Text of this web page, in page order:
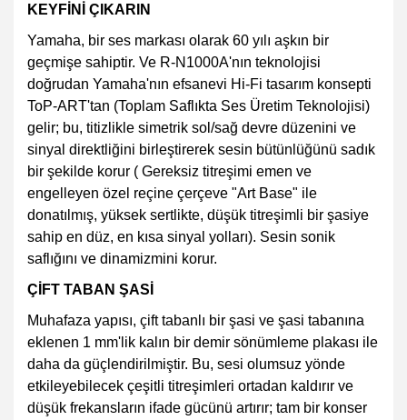
KEYFİNİ ÇIKARIN
Yamaha, bir ses markası olarak 60 yılı aşkın bir
geçmişe sahiptir. Ve R-N1000A'nın teknolojisi
doğrudan Yamaha'nın efsanevi Hi-Fi tasarım konsepti
ToP-ART'tan (Toplam Saflıkta Ses Üretim Teknolojisi)
gelir; bu, titizlikle simetrik sol/sağ devre düzenini ve
sinyal direktliğini birleştirerek sesin bütünlüğünü sadık
bir şekilde korur ( Gereksiz titreşimi emen ve
engelleyen özel reçine çerçeve "Art Base" ile
donatılmış, yüksek sertlikte, düşük titreşimli bir şasiye
sahip en düz, en kısa sinyal yolları). Sesin sonik
saflığını ve dinamizmini korur.
ÇİFT TABAN ŞASİ
Muhafaza yapısı, çift tabanlı bir şasi ve şasi tabanına
eklenen 1 mm'lik kalın bir demir sönümleme plakası ile
daha da güçlendirilmiştir. Bu, sesi olumsuz yönde
etkileyebilecek çeşitli titreşimleri ortadan kaldırır ve
düşük frekansların ifade gücünü artırır; tam bir konser